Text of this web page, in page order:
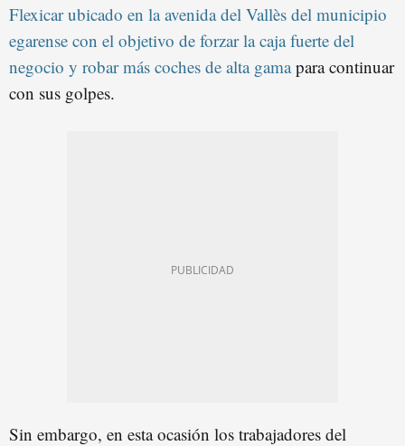
Flexicar ubicado en la avenida del Vallès del municipio
egarense con el objetivo de forzar la caja fuerte del
negocio y robar más coches de alta gamapara continuar
con sus golpes.
Sin embargo, en esta ocasión los trabajadores del